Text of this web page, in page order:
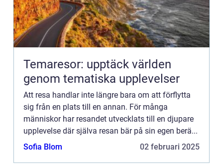
Temaresor: upptäck världen
genom tematiska upplevelser
Att resa handlar inte längre bara om att förflytta
sig från en plats till en annan. För många
människor har resandet utvecklats till en djupare
upplevelse där själva resan bär på sin egen berä...
Sofia Blom
02 februari 2025